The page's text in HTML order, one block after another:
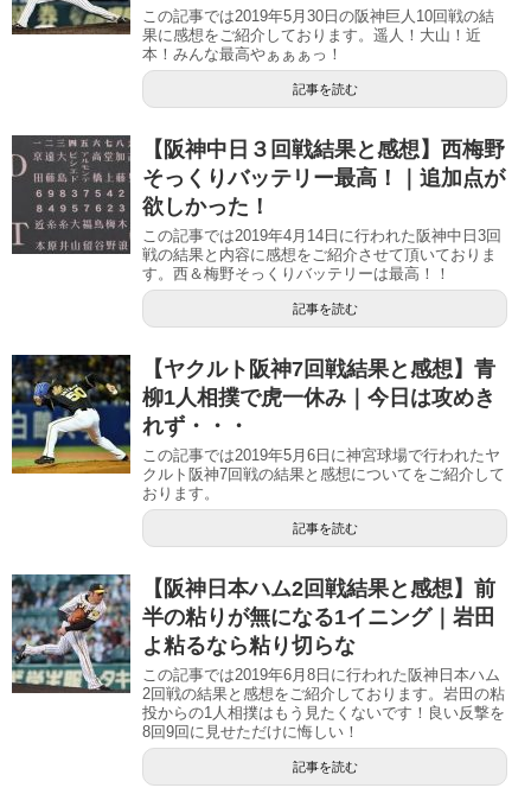
この記事では2019年5月30日の阪神巨人10回戦の結
果に感想をご紹介しております。遥人！大山！近
本！みんな最高やぁぁぁっ！
記事を読む
【阪神中日３回戦結果と感想】西梅野
そっくりバッテリー最高！｜追加点が
欲しかった！
この記事では2019年4月14日に行われた阪神中日3回
戦の結果と内容に感想をご紹介させて頂いておりま
す。西＆梅野そっくりバッテリーは最高！！
記事を読む
【ヤクルト阪神7回戦結果と感想】青
柳1人相撲で虎一休み｜今日は攻めき
れず・・・
この記事では2019年5月6日に神宮球場で行われたヤ
クルト阪神7回戦の結果と感想についてをご紹介して
おります。
記事を読む
【阪神日本ハム2回戦結果と感想】前
半の粘りが無になる1イニング｜岩田
よ粘るなら粘り切らな
この記事では2019年6月8日に行われた阪神日本ハム
2回戦の結果と感想をご紹介しております。岩田の粘
投からの1人相撲はもう見たくないです！良い反撃を
8回9回に見せただけに悔しい！
記事を読む